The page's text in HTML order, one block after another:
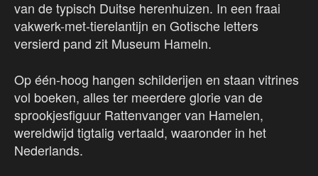
van de typisch Duitse herenhuizen. In een fraai
vakwerk-met-tierelantijn en Gotische letters
versierd pand zit Museum Hameln.
Op één-hoog hangen schilderijen en staan vitrines
vol boeken, alles ter meerdere glorie van de
sprookjesfiguur Rattenvanger van Hamelen,
wereldwijd tigtalig vertaald, waaronder in het
Nederlands.